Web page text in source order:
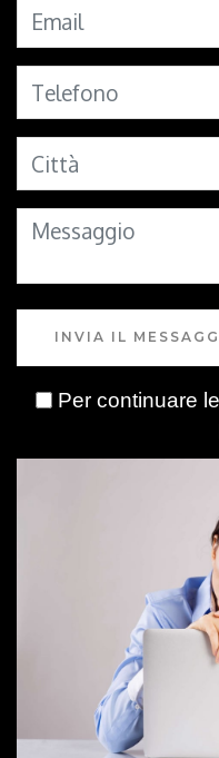
INVIA IL
Per continuare